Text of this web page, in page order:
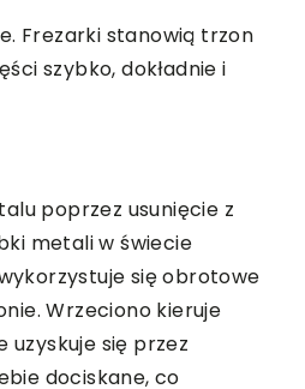
Frezarki stanowią trzon
szybko, dokładnie i
poprzez usunięcie z
metali w świecie
się obrotowe
Wrzeciono kieruje
się przez
dociskane, co